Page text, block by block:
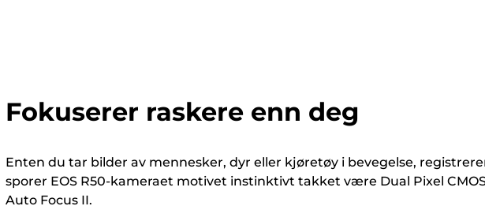
Fokuserer raskere enn deg
Enten du tar bilder av mennesker, dyr eller kjøretøy i bevegelse,
sporer EOS R50-kameraet motivet instinktivt takket være Dual Pixel
Auto Focus II.